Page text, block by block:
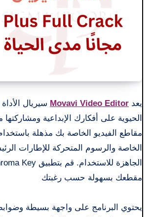
يعد Movavi Video Editor سيريال الأداة
الحيوية على أفكارك الإبداعية ومشاركتها
مقاطع الفيديو الخاصة بك مذهلة
الخاصة والرسوم المتحركة للإطارات
مقطعك بسهولة حسب رغبتك
يحتوي البرنامج على واجهة بسيطة